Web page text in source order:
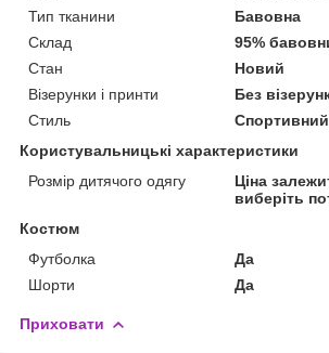
Тип тканини
Бавовна
Склад
95%
Стан
Новий
Візерунки і принти
Без
Стиль
Спортивний
Користувальницькі характеристики
Розмір дитячого одягу
Ціна
виберіть
Костюм
Футболка
Да
Шорти
Да
Приховати